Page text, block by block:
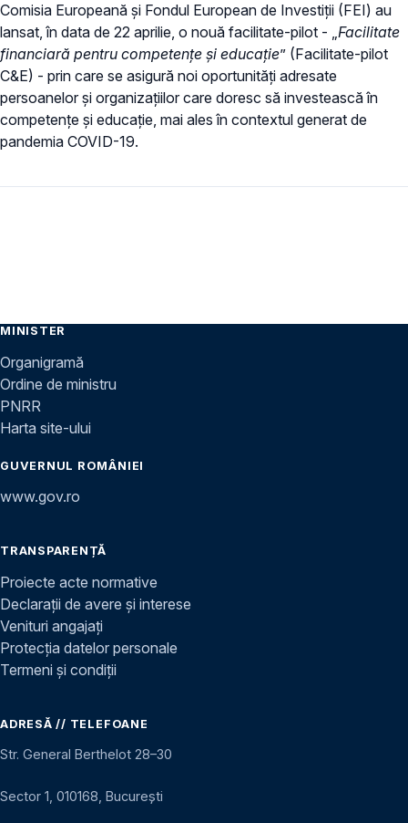
Comisia Europeană și Fondul European de Investiții (FEI) au
lansat, ​în data de 22 aprilie, o nouă facilitate-pilot - „Facilitate
financiară pentru competențe și educație” (Facilitate-pilot
C&E) - prin care se asigură noi oportunități adresate
persoanelor și organizațiilor care doresc să investească în
competențe și educație, mai ales în contextul generat de
pandemia COVID-19.
MINISTER
Organigramă
Ordine de ministru
PNRR
Harta site-ului
GUVERNUL ROMÂNIEI
www.gov.ro
TRANSPARENȚĂ
Proiecte acte normative
Declarații de avere și interese
Venituri angajați
Protecția datelor personale
Termeni și condiții
ADRESĂ // TELEFOANE
Str. General Berthelot 28–30
Sector 1, 010168, București